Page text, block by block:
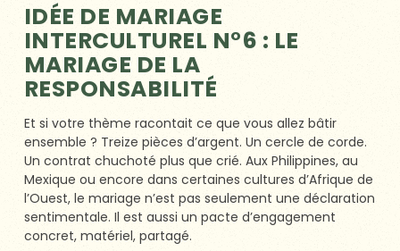
IDÉE DE MARIAGE
INTERCULTUREL N°6 : LE
MARIAGE DE LA
RESPONSABILITÉ
Et si votre thème racontait ce que vous allez bâtir
ensemble ? Treize pièces d’argent. Un cercle de corde.
Un contrat chuchoté plus que crié. Aux Philippines, au
Mexique ou encore dans certaines cultures d’Afrique de
l’Ouest, le mariage n’est pas seulement une déclaration
sentimentale. Il est aussi un pacte d’engagement
concret, matériel, partagé.